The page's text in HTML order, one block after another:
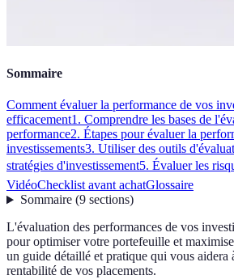
Sommaire
Comment évaluer la performance de vos
efficacement1. Comprendre les bases de
performance2. Étapes pour évaluer la
investissements3. Utiliser des outils
stratégies d'investissement5. Évaluer les
VidéoChecklist avant achatGlossaire
Sommaire(9 sections)
L'évaluation des performances de vos
pour optimiser votre portefeuille et
un guide détaillé et pratique qui vous aidera
rentabilité de vos placements.